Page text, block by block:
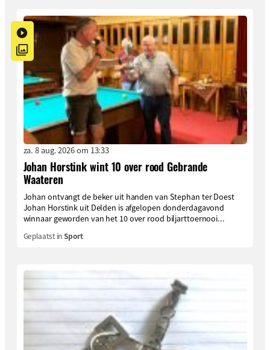
za. 8 aug. 2026 om 13:33
Johan Horstink wint 10 over rood Gebrande
Waateren
Johan ontvangt de beker uit handen van Stephan ter Doest
Johan Horstink uit Delden is afgelopen donderdagavond
winnaar geworden van het 10 over rood biljarttoernooi...
Geplaatst inSport